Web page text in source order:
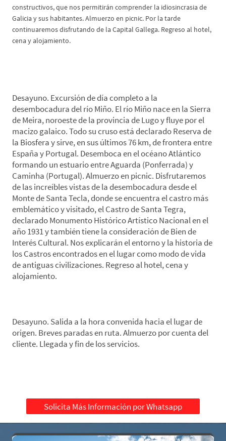
constructivos, que nos permitirán comprender la idiosincrasia de
Galicia y sus habitantes. Almuerzo en picnic. Por la tarde
continuaremos disfrutando de la Capital Gallega. Regreso al hotel,
cena y alojamiento.
Desayuno. Excursión de día completo a la
desembocadura del río Miño. El río Miño nace en la Sierra
de Meira, noroeste de la provincia de Lugo y fluye por el
macizo galaico. Todo su cruso está declarado Reserva de
la Biosfera y sirve, en sus últimos 76 km, de frontera entre
España y Portugal. Desemboca en el océano Atlántico
formando un estuario entre Aguarda (Ponferrada) y
Caminha (Portugal). Almuerzo en picnic. Disfrutaremos
de las increíbles vistas de la desembocadura desde el
Monte de Santa Tecla, donde se encuentra el castro más
emblemático y visitado, el Castro de Santa Tegra,
declarado Monumento Histórico Artístico Nacional en el
año 1931 y también tiene la consideración de Bien de
Interés Cultural. Nos explicarán el entorno y la historia de
los Castros encontrados en el lugar como modo de vida
de antiguas civilizaciones. Regreso al hotel, cena y
alojamiento.
Desayuno. Salida a la hora convenida hacia el lugar de
origen. Breves paradas en ruta. Almuerzo por cuenta del
cliente. Llegada y fin de los servicios.
Solicita Más Información por Whatsapp